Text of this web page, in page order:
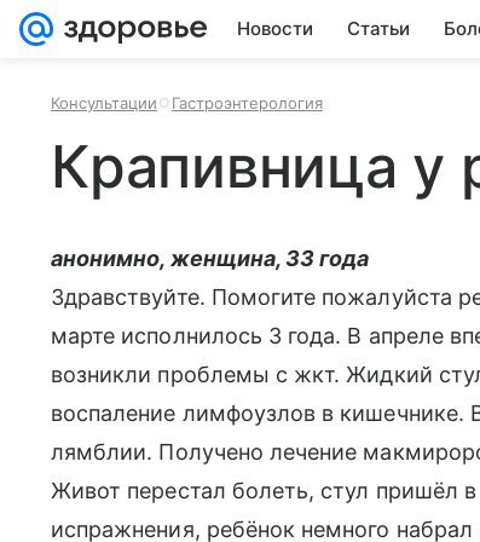
Новости Статьи
Консультации Гастроэнтерология
Крапивница у
анонимно, женщина, 33 года
Здравствуйте. Помогите пожалуйста
марте исполнилось 3 года. В апреле
возникли проблемы с жкт. Жидкий
воспаление лимфоузлов в
лямблии. Получено лечение
Живот перестал болеть, стул пришёл
испражнения, ребёнок немного